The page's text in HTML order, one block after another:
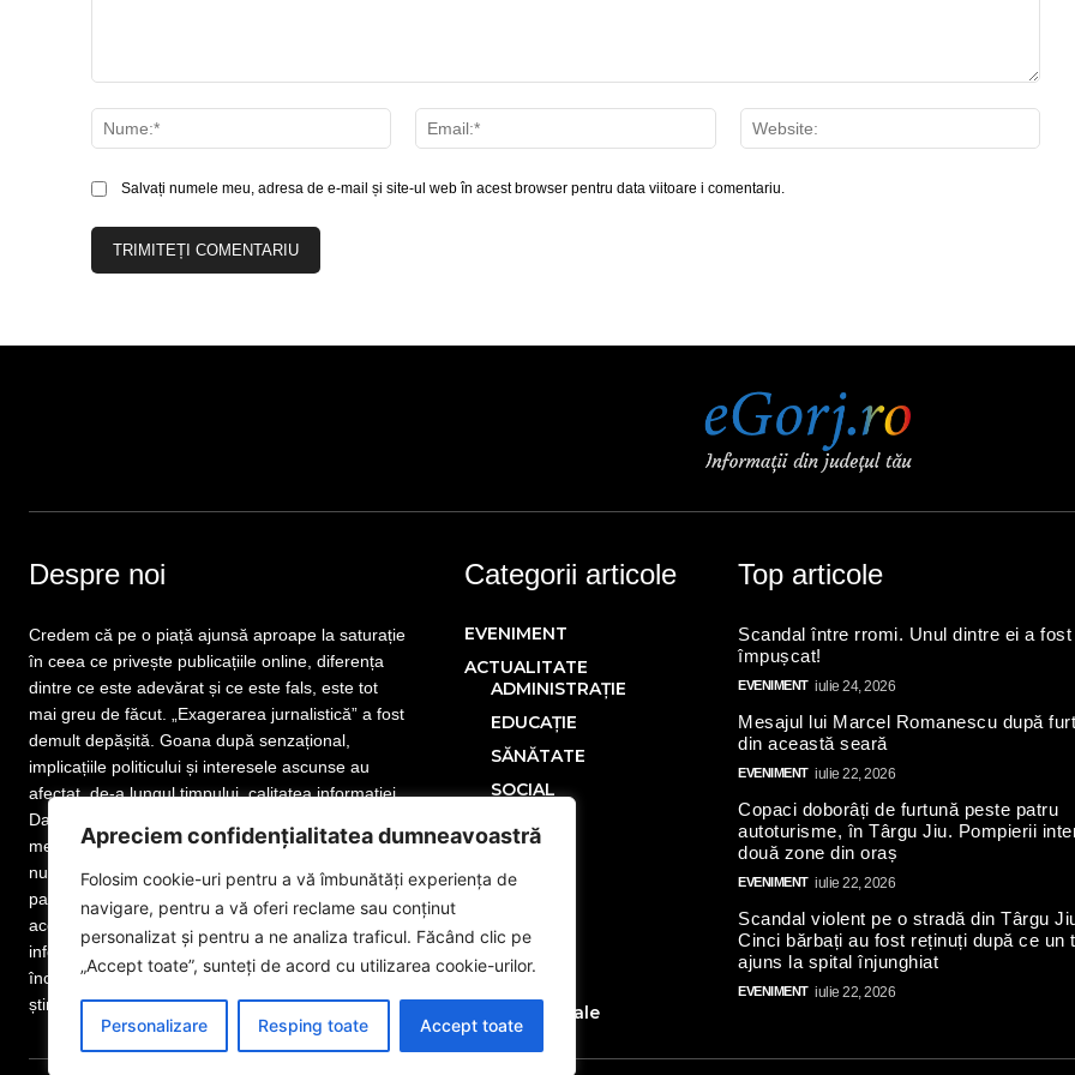
Apreciem confidențialitatea dumneavoastră
Folosim cookie-uri pentru a vă îmbunătăți experiența de
navigare, pentru a vă oferi reclame sau conținut
personalizat și pentru a ne analiza traficul. Făcând clic pe
„Accept toate”, sunteți de acord cu utilizarea cookie-urilor.
Personalizare Resping toate Accept toate
Nume:*
Email:*
Salvați numele meu, adresa de e-mail și site-ul web în acest browser pentru data viitoare i comentariu.
Despre noi
Credem că pe o piață ajunsă aproape la saturație
în ceea ce privește publicațiile online, diferența
dintre ce este adevărat și ce este fals, este tot
mai greu de făcut. „Exagerarea jurnalistică” a fost
demult depășită. Goana după senzațional,
implicațiile politicului și interesele ascunse au
afectat, de-a lungul timpului, calitatea informației.
Dar nu este totul pierdut! Mai sunt publicații care
merită atenția cititorului. Mai sunt jurnaliști care
nu și-au uitat menirea. Mai sunt redactori
pasionați de meseria lor, iar noi facem parte din
această categorie. www.eGorj.ro vă aduce
informații din județul dumneavoastră! Suntem la
început de drum, dar suntem pregătiți să dăm
știrea exactă. Citiți și vă veți convinge!
Categorii articole
EVENIMENT
ACTUALITATE
ADMINISTRAȚIE
EDUCAȚIE
SĂNĂTATE
SOCIAL
POLITICĂ
SPORT
NAȚIONAL
Advertoriale
Anunturi
Top articole
Scandal între rromi. Unul dintre ei a fost
împușcat!
EVENIMENT iulie 24, 2026
Mesajul lui Marcel Romanescu după
din această seară
EVENIMENT iulie 22, 2026
Copaci doborâți de furtună peste patru
autoturisme, în Târgu Jiu. Pompierii
două zone din oraș
EVENIMENT iulie 22, 2026
Scandal violent pe o stradă din Târgu
Cinci bărbați au fost reținuți după ce un
ajuns la spital înjunghiat
EVENIMENT iulie 22, 2026